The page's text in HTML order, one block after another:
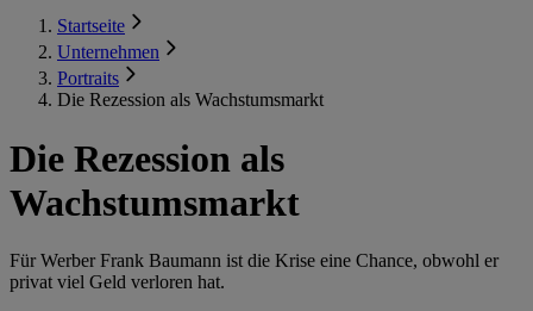
Startseite
Unternehmen
Portraits
Die Rezession als Wachstumsmarkt
Die Rezession als
Wachstumsmarkt
Für Werber Frank Baumann ist die Krise eine Chance, obwohl er
privat viel Geld verloren hat.